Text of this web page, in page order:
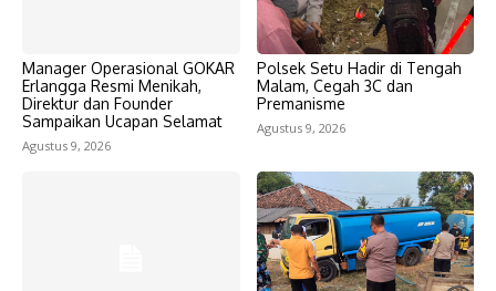
Manager Operasional GOKAR
Erlangga Resmi Menikah,
Direktur dan Founder
Sampaikan Ucapan Selamat
Agustus 9, 2026
Polsek Setu Hadir di Tengah
Malam, Cegah 3C dan
Premanisme
Agustus 9, 2026